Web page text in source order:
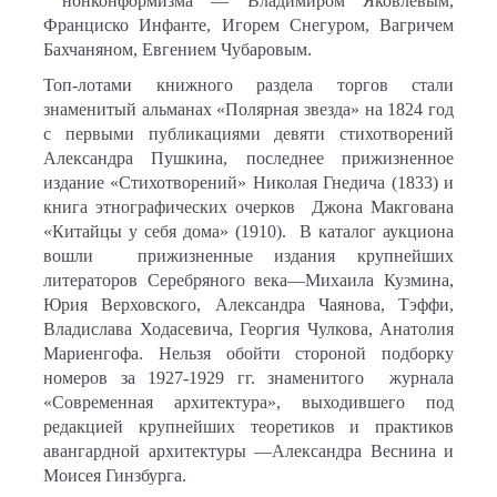
Франциско Инфанте, Игорем Снегуром, Вагричем
Бахчаняном, Евгением Чубаровым.
Топ-лотами книжного раздела торгов стали
знаменитый альманах «Полярная звезда» на 1824 год
с первыми публикациями девяти стихотворений
Александра Пушкина, последнее прижизненное
издание «Стихотворений» Николая Гнедича (1833) и
книга этнографических очерков Джона Макгована
«Китайцы у себя дома» (1910). В каталог аукциона
вошли прижизненные издания крупнейших
литераторов Серебряного века—Михаила Кузмина,
Юрия Верховского, Александра Чаянова, Тэффи,
Владислава Ходасевича, Георгия Чулкова, Анатолия
Мариенгофа. Нельзя обойти стороной подборку
номеров за 1927-1929 гг. знаменитого журнала
«Современная архитектура», выходившего под
редакцией крупнейших теоретиков и практиков
авангардной архитектуры —Александра Веснина и
Моисея Гинзбурга.